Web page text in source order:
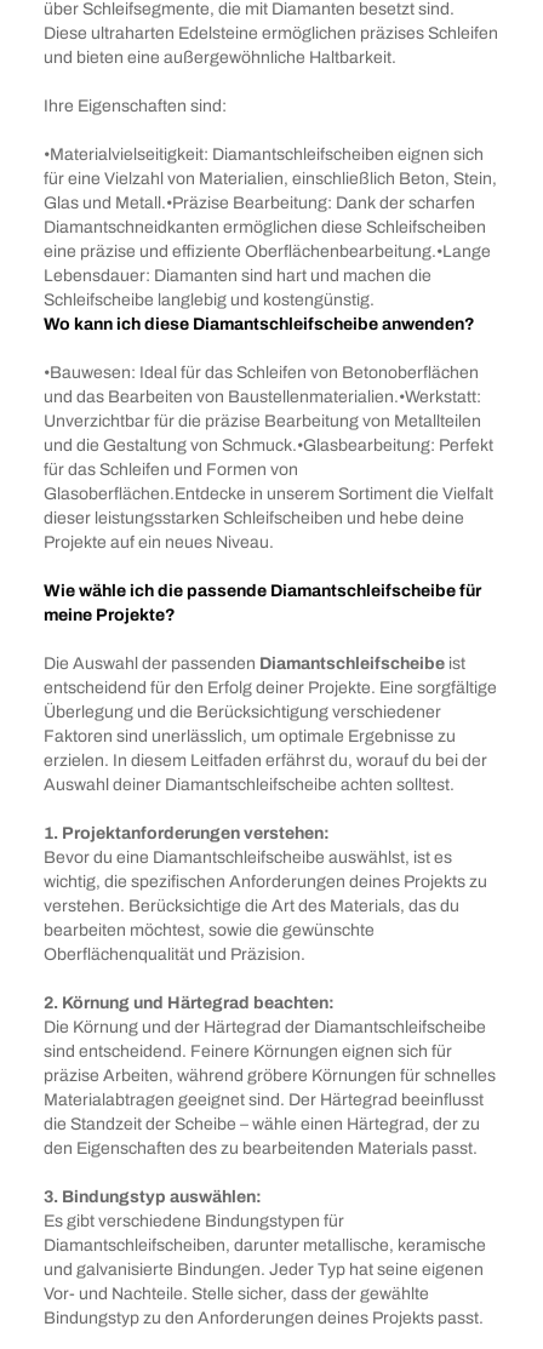
über Schleifsegmente, die mit Diamanten besetzt sind.
Diese ultraharten Edelsteine ermöglichen präzises Schleifen
und bieten eine außergewöhnliche Haltbarkeit.
Ihre Eigenschaften sind:
•Materialvielseitigkeit: Diamantschleifscheiben eignen sich
für eine Vielzahl von Materialien, einschließlich Beton, Stein,
Glas und Metall.•Präzise Bearbeitung: Dank der scharfen
Diamantschneidkanten ermöglichen diese Schleifscheiben
eine präzise und effiziente Oberflächenbearbeitung.•Lange
Lebensdauer: Diamanten sind hart und machen die
Schleifscheibe langlebig und kostengünstig.
Wo kann ich diese Diamantschleifscheibe anwenden?
•Bauwesen: Ideal für das Schleifen von Betonoberflächen
und das Bearbeiten von Baustellenmaterialien.•Werkstatt:
Unverzichtbar für die präzise Bearbeitung von Metallteilen
und die Gestaltung von Schmuck.•Glasbearbeitung: Perfekt
für das Schleifen und Formen von
Glasoberflächen.Entdecke in unserem Sortiment die Vielfalt
dieser leistungsstarken Schleifscheiben und hebe deine
Projekte auf ein neues Niveau.
Wie wähle ich die passende Diamantschleifscheibe für
meine Projekte?
Die Auswahl der passenden Diamantschleifscheibe ist
entscheidend für den Erfolg deiner Projekte. Eine sorgfältige
Überlegung und die Berücksichtigung verschiedener
Faktoren sind unerlässlich, um optimale Ergebnisse zu
erzielen. In diesem Leitfaden erfährst du, worauf du bei der
Auswahl deiner Diamantschleifscheibe achten solltest.
1. Projektanforderungen verstehen:
Bevor du eine Diamantschleifscheibe auswählst, ist es
wichtig, die spezifischen Anforderungen deines Projekts zu
verstehen. Berücksichtige die Art des Materials, das du
bearbeiten möchtest, sowie die gewünschte
Oberflächenqualität und Präzision.
2. Körnung und Härtegrad beachten:
Die Körnung und der Härtegrad der Diamantschleifscheibe
sind entscheidend. Feinere Körnungen eignen sich für
präzise Arbeiten, während gröbere Körnungen für schnelles
Materialabtragen geeignet sind. Der Härtegrad beeinflusst
die Standzeit der Scheibe – wähle einen Härtegrad, der zu
den Eigenschaften des zu bearbeitenden Materials passt.
3. Bindungstyp auswählen:
Es gibt verschiedene Bindungstypen für
Diamantschleifscheiben, darunter metallische, keramische
und galvanisierte Bindungen. Jeder Typ hat seine eigenen
Vor- und Nachteile. Stelle sicher, dass der gewählte
Bindungstyp zu den Anforderungen deines Projekts passt.